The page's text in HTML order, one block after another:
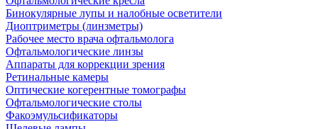
Бинокулярные лупы и налобные осветители
Диоптриметры (линзметры)
Рабочее место врача офтальмолога
Офтальмологические линзы
Аппараты для коррекции зрения
Ретинальные камеры
Оптические когерентные томографы
Офтальмологические столы
Факоэмульсификаторы